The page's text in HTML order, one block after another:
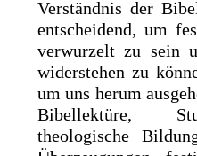
Verständnis der
entscheidend, um
verwurzelt zu sein
widerstehen zu
um uns herum
Bibellektüre,
theologische